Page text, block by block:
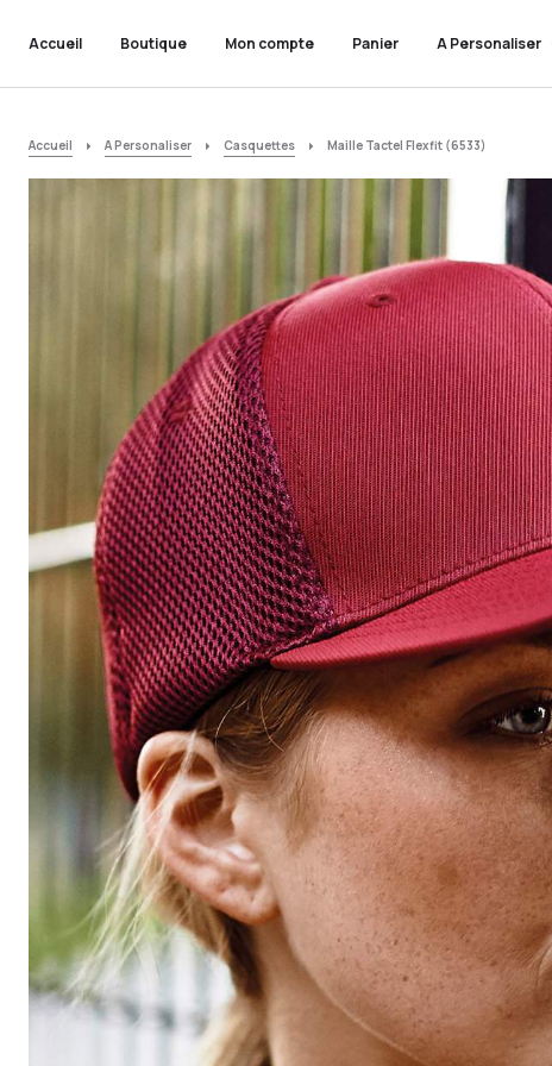
Accueil Boutique Mon compte Panier A Personaliser
Accueil A Personaliser Casquettes Maille Tactel Flexfit (6533)